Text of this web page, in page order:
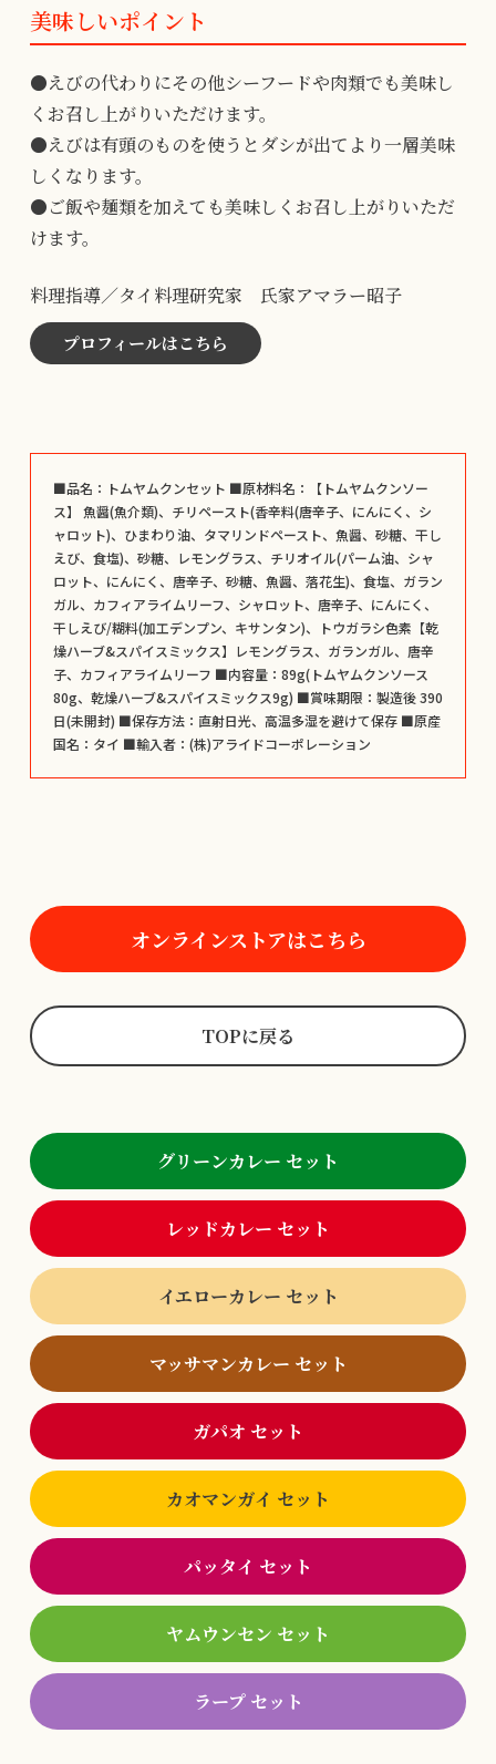
美味しいポイント
●えびの代わりにその他シーフードや肉類でも美味し
くお召し上がりいただけます。
●えびは有頭のものを使うとダシが出てより一層美味
しくなります。
●ご飯や麺類を加えても美味しくお召し上がりいただ
けます。
料理指導／タイ料理研究家 氏家アマラー昭子
プロフィールはこちら
■品名：トムヤムクンセット ■原材料名：【トムヤムクンソー
ス】 魚醤(魚介類)、チリペースト(香辛料(唐辛子、にんにく、シ
ャロット)、ひまわり油、タマリンドペースト、魚醤、砂糖、干し
えび、食塩)、砂糖、レモングラス、チリオイル(パーム油、シャ
ロット、にんにく、唐辛子、砂糖、魚醤、落花生)、食塩、ガラン
ガル、カフィアライムリーフ、シャロット、唐辛子、にんにく、
干しえび/糊料(加工デンプン、キサンタン)、トウガラシ色素【乾
燥ハーブ&スパイスミックス】レモングラス、ガランガル、唐辛
子、カフィアライムリーフ ■内容量：89g(トムヤムクンソース
80g、乾燥ハーブ&スパイスミックス9g) ■賞味期限：製造後 390
日(未開封) ■保存方法：直射日光、高温多湿を避けて保存 ■原産
国名：タイ ■輸入者：(株)アライドコーポレーション
オンラインストアはこちら
TOPに戻る
グリーンカレー セット
レッドカレー セット
イエローカレー セット
マッサマンカレー セット
ガパオ セット
カオマンガイ セット
パッタイ セット
ヤムウンセン セット
ラープ セット